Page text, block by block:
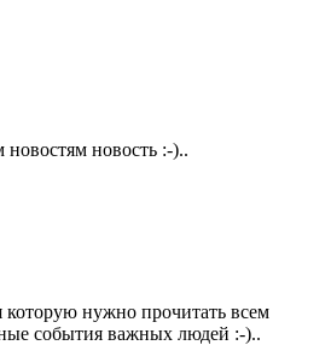
новостям новость :-)..
которую нужно прочитать всем
события важных людей :-)..